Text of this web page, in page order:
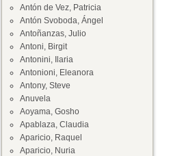
Antón de Vez, Patricia
Antón Svoboda, Ángel
Antoñanzas, Julio
Antoni, Birgit
Antonini, Ilaria
Antonioni, Eleanora
Antony, Steve
Anuvela
Aoyama, Gosho
Apablaza, Claudia
Aparicio, Raquel
Aparicio, Nuria